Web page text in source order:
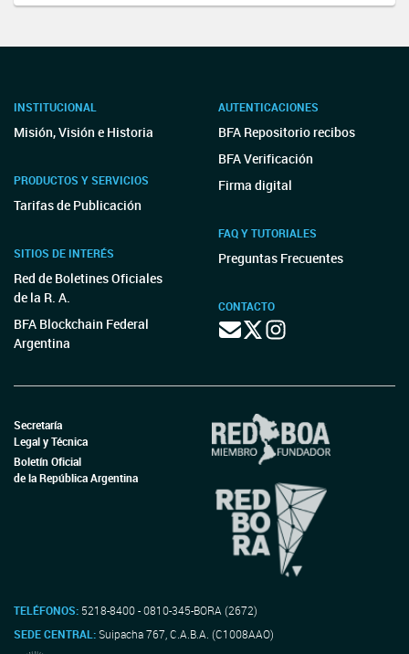
INSTITUCIONAL
Misión, Visión e Historia
PRODUCTOS Y SERVICIOS
Tarifas de Publicación
SITIOS DE INTERÉS
Red de Boletines Oficiales
de la R. A.
BFA Blockchain Federal
Argentina
AUTENTICACIONES
BFA Repositorio recibos
BFA Verificación
Firma digital
FAQ Y TUTORIALES
Preguntas Frecuentes
CONTACTO
Secretaría
Legal y Técnica
Boletín Oficial
de la República Argentina
TELÉFONOS: 5218-8400 - 0810-345-BORA (2672)
SEDE CENTRAL:Suipacha 767, C.A.B.A. (C1008AAO)